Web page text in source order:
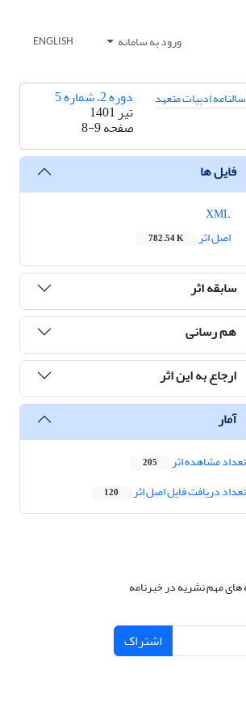
ورود به سامانه ENGLISH
دوره 2، شماره 5
تیر 1401
صفحه8-9
فایل ها
اصل اثر
782.54 K
سابقه اثر
هم رسانی
ارجاع به این اثر
آمار
تعداد مشاهده اثر 205
تعداد دریافت فایل اصل اثر 120
های مهم نشریه در خبرنامه
اشتراک